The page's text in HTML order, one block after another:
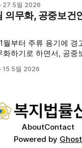
에 나서고 있다. 재택의료센터
불편으로 의료기관
를 대상으로, (한)의사
팀이 직접 가정을 방문
27 5월 2026
의무화, 공중보건
월부터 주류 용기에 경
화하기로 하면서, 공중
, 영세업체 부담, 소
15 5월 2026
AboutContact
Powered by Ghost